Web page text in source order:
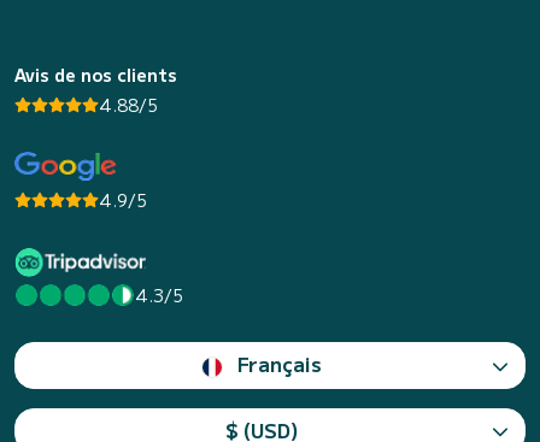
Avis de nos clients
4.88/5
4.9/5
4.3/5
Français
$ (USD)